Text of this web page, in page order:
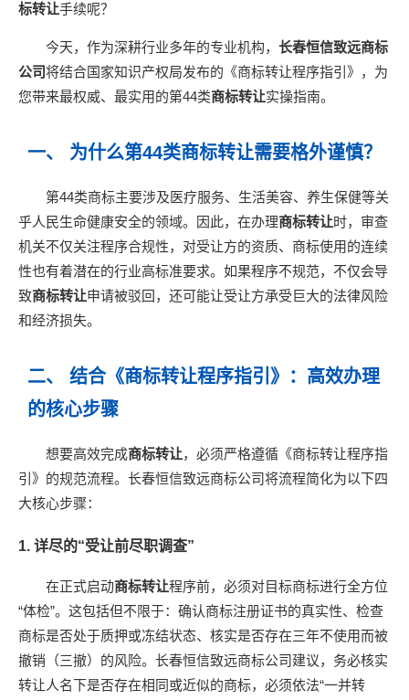
标转让手续呢？
今天，作为深耕行业多年的专业机构， 长春恒信致远商标
公司将结合国家知识产权局发布的《商标转让程序指引》，为
您带来最权威、最实用的第44类商标转让实操指南。
一、 为什么第44类商标转让需要格外谨慎？
第44类商标主要涉及医疗服务、生活美容、养生保健等关
乎人民生命健康安全的领域。因此，在办理商标转让时，审查
机关不仅关注程序合规性，对受让方的资质、商标使用的连续
性也有着潜在的行业高标准要求。如果程序不规范，不仅会导
致商标转让申请被驳回，还可能让受让方承受巨大的法律风险
和经济损失。
二、 结合《商标转让程序指引》：高效办理
的核心步骤
想要高效完成商标转让，必须严格遵循《商标转让程序指
引》的规范流程。长春恒信致远商标公司将流程简化为以下四
大核心步骤：
1. 详尽的“受让前尽职调查”
在正式启动商标转让程序前，必须对目标商标进行全方位
“体检”。这包括但不限于：确认商标注册证书的真实性、检查
商标是否处于质押或冻结状态、核实是否存在三年不使用而被
撤销（三撤）的风险。长春恒信致远商标公司建议，务必核实
转让人名下是否存在相同或近似的商标，必须依法“一并转